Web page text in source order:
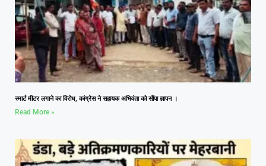
स्मार्ट मीटर लगाने का विरोध, कांग्रेस ने सहायक अभियंता को सौंपा ज्ञापन ।
Read More »